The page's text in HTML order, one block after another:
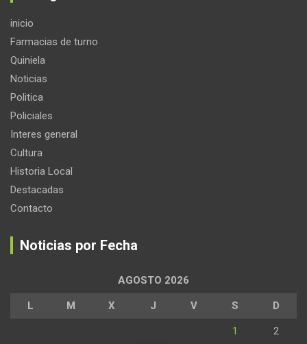
inicio
Farmacias de turno
Quiniela
Noticias
Politica
Policiales
Interes general
Cultura
Historia Local
Destacadas
Contacto
Noticias por Fecha
AGOSTO 2026
L M X J V S D
1 2